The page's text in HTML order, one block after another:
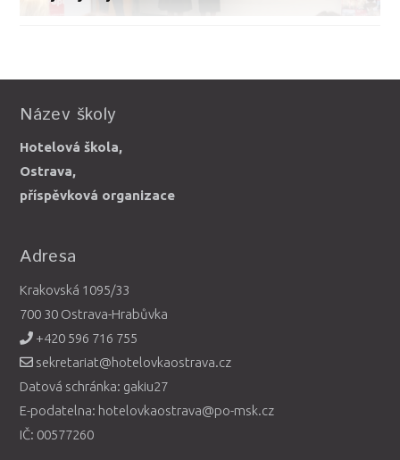
Název školy
Hotelová škola,
Ostrava,
příspěvková organizace
Adresa
Krakovská 1095/33
700 30 Ostrava-Hrabůvka
+420 596 716 755
sekretariat@hotelovkaostrava.cz
Datová schránka: gakiu27
E-podatelna: hotelovkaostrava@po-msk.cz
IČ: 00577260